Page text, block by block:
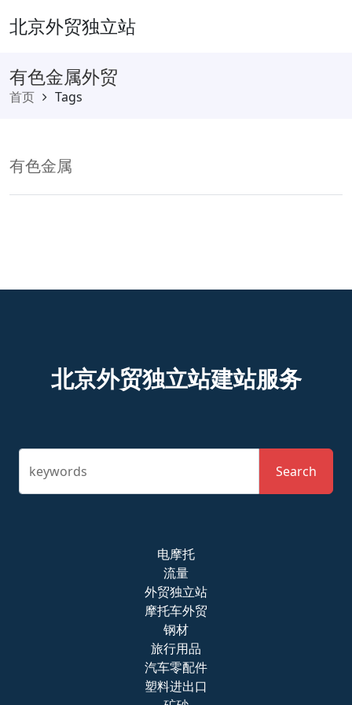
北京外贸独立站
有色金属外贸
首页 Tags
有色金属
北京外贸独立站建站服务
keywords Search
电摩托
流量
外贸独立站
摩托车外贸
钢材
旅行用品
汽车零配件
塑料进出口